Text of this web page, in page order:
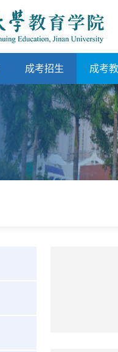
成考招生 成考